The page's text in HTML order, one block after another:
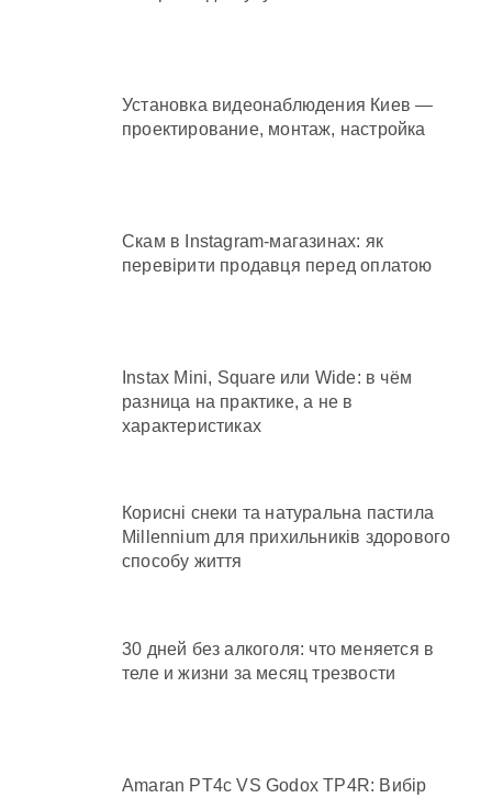
Установка видеонаблюдения Киев —
проектирование, монтаж, настройка
Скам в Instagram-магазинах: як
перевірити продавця перед оплатою
Instax Mini, Square или Wide: в чём
разница на практике, а не в
характеристиках
Корисні снеки та натуральна пастила
Millennium для прихильників здорового
способу життя
30 дней без алкоголя: что меняется в
теле и жизни за месяц трезвости
Amaran PT4c VS Godox TP4R: Вибір